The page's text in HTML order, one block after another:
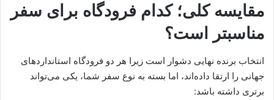
مقایسه کلی؛ کدام فرودگاه برای سفر
مناسبتر است؟
انتخاب برنده نهایی دشوار است زیرا هر دو فرودگاه استانداردهای
جهانی را ارتقا داده‌اند، اما بسته به نوع سفر شما، یکی می‌تواند
برتری داشته باشد: